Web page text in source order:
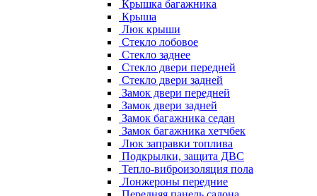
Крышка багажника
Крыша
Люк крыши
Стекло лобовое
Стекло заднее
Стекло двери передней
Стекло двери задней
Замок двери передней
Замок двери задней
Замок багажника седан
Замок багажника хетчбек
Люк заправки топлива
Подкрылки, защита ДВС
Тепло-виброизоляция пола
Лонжероны передние